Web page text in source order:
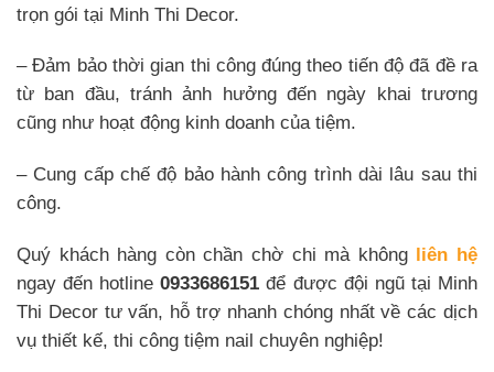
trọn gói tại Minh Thi Decor.
– Đảm bảo thời gian thi công đúng theo tiến độ đã đề ra
từ ban đầu, tránh ảnh hưởng đến ngày khai trương
cũng như hoạt động kinh doanh của tiệm.
– Cung cấp chế độ bảo hành công trình dài lâu sau thi
công.
Quý khách hàng còn chần chờ chi mà không liên hệ
ngay đến hotline0933686151 để được đội ngũ tại Minh
Thi Decor tư vấn, hỗ trợ nhanh chóng nhất về các dịch
vụ thiết kế, thi công tiệm nail chuyên nghiệp!